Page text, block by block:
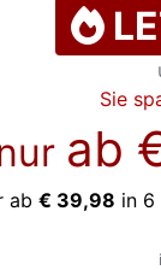
Sie
ab
ab € 39,98 in 6